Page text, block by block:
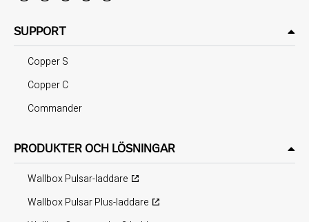
SUPPORT
Copper S
Copper C
Commander
PRODUKTER OCH LÖSNINGAR
Wallbox Pulsar-laddare
Wallbox Pulsar Plus-laddare